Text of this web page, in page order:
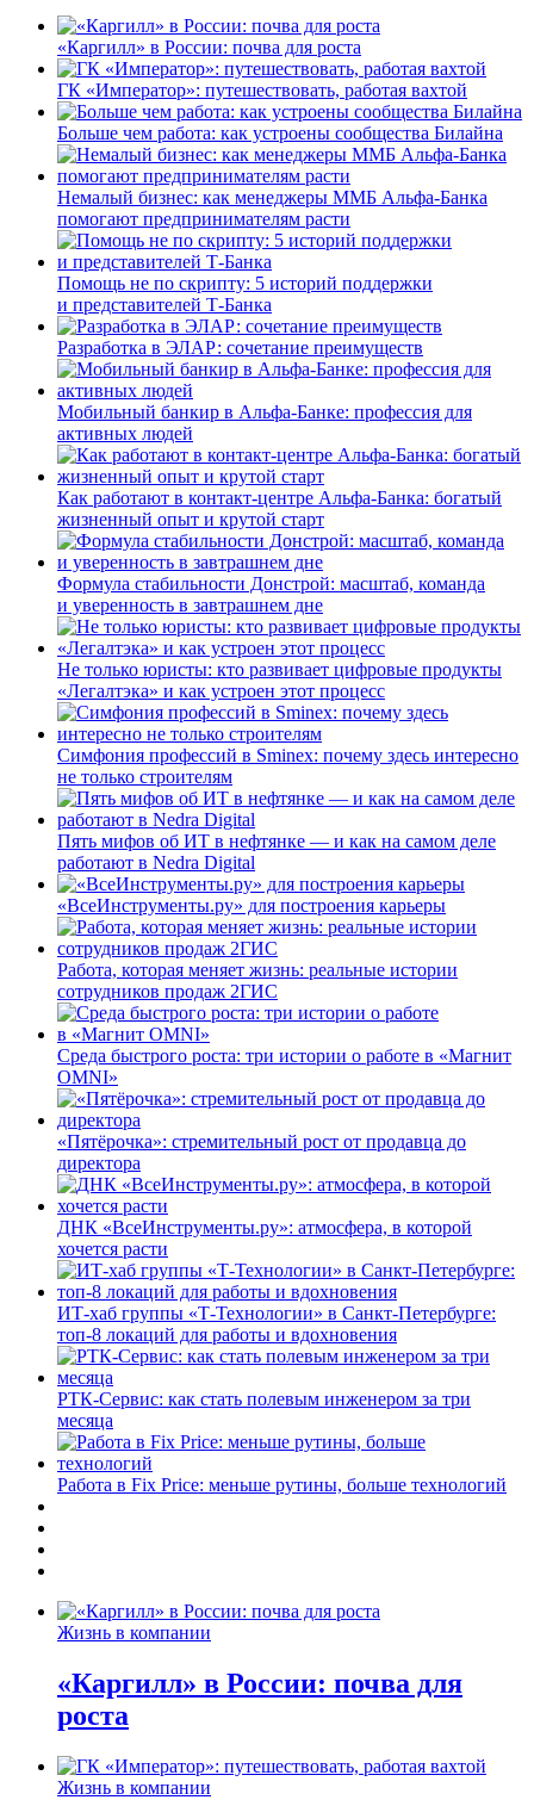
«Каргилл» в России: почва для роста
ГК «Император»: путешествовать, работая вахтой
Больше чем работа: как устроены сообщества Билайна
Немалый бизнес: как менеджеры ММБ Альфа-Банка
помогают предпринимателям расти
Помощь не по скрипту: 5 историй поддержки
и представителей Т-Банка
Разработка в ЭЛАР: сочетание преимуществ
Мобильный банкир в Альфа-Банке: профессия для
активных людей
Как работают в контакт-центре Альфа-Банка: богатый
жизненный опыт и крутой старт
Формула стабильности Донстрой: масштаб, команда
и уверенность в завтрашнем дне
Не только юристы: кто развивает цифровые продукты
«Легалтэка» и как устроен этот процесс
Симфония профессий в Sminex: почему здесь интересно
не только строителям
Пять мифов об ИТ в нефтянке — и как на самом деле
работают в Nedra Digital
«ВсеИнструменты.ру» для построения карьеры
Работа, которая меняет жизнь: реальные истории
сотрудников продаж 2ГИС
Среда быстрого роста: три истории о работе в «Магнит
OMNI»
«Пятёрочка»: стремительный рост от продавца до
директора
ДНК «ВсеИнструменты.ру»: атмосфера, в которой
хочется расти
ИТ-хаб группы «Т-Технологии» в Санкт-Петербурге:
топ-8 локаций для работы и вдохновения
РТК-Сервис: как стать полевым инженером за три
месяца
Работа в Fix Price: меньше рутины, больше технологий
Жизнь в компании
«Каргилл» в России: почва для
роста
Жизнь в компании